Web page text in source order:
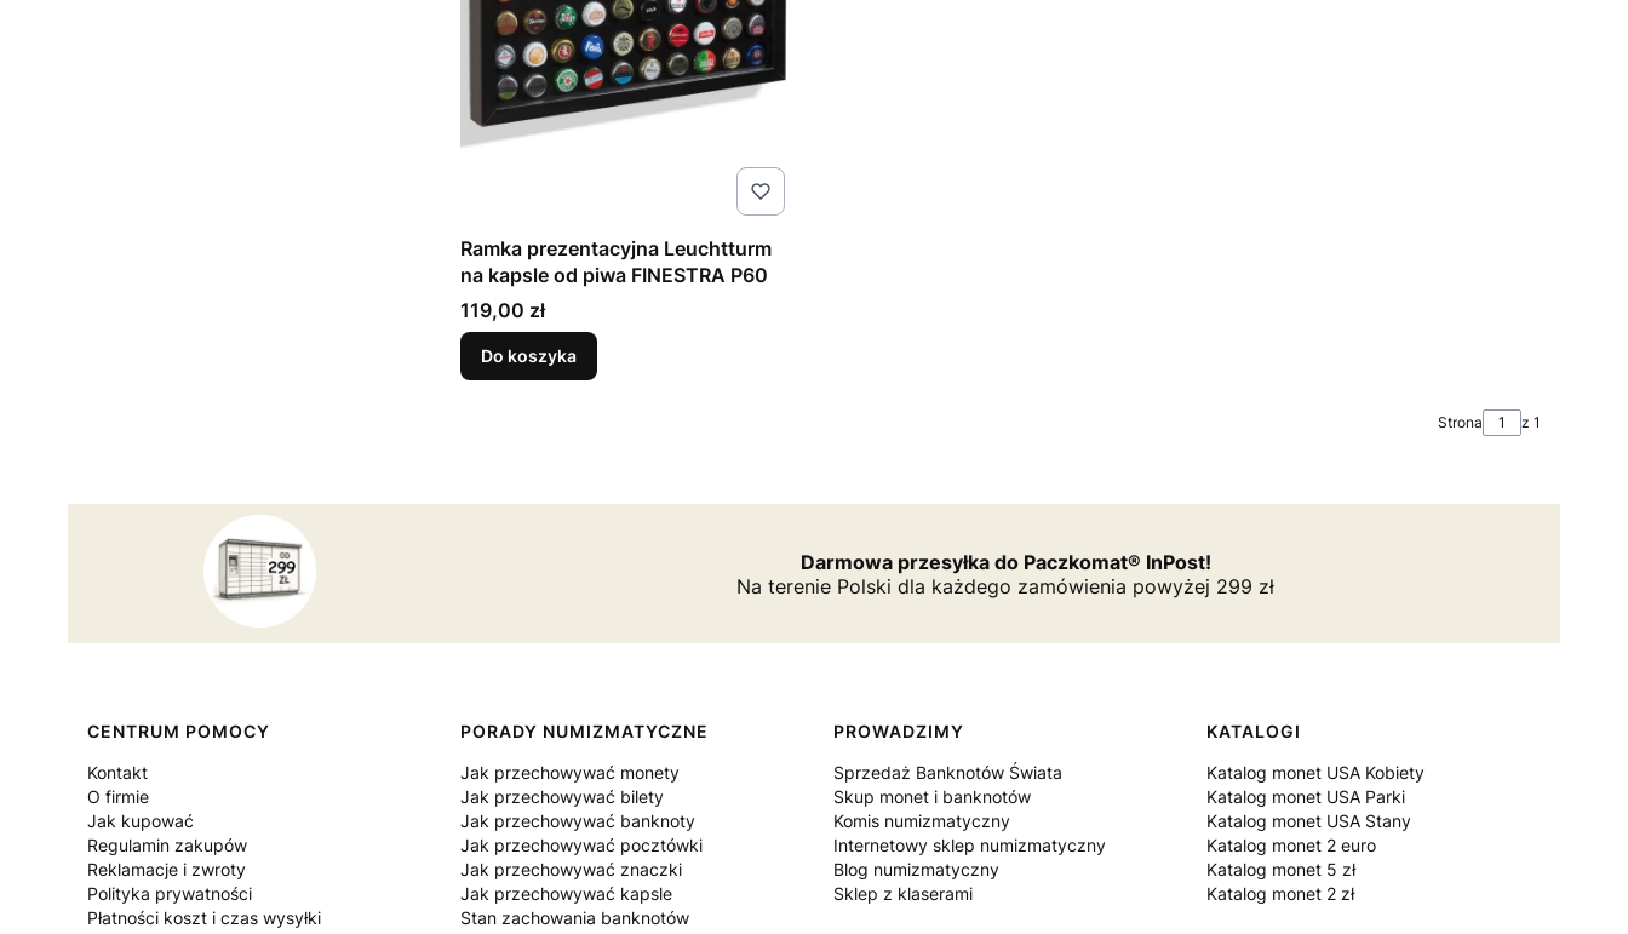
Ramka prezentacyjna Leuchtturm
na kapsle od piwa FINESTRA P60
Cena
119,00 zł
Do koszyka
Strona z 1
Darmowa przesyłka do Paczkomat® InPost!
Na terenie Polski dla każdego zamówienia powyżej 299 zł
Linki w stopce
CENTRUM POMOCY
Kontakt
O firmie
Jak kupować
Regulamin zakupów
Reklamacje i zwroty
Polityka prywatności
Płatności koszt i czas wysyłki
PORADY NUMIZMATYCZNE
Jak przechowywać monety
Jak przechowywać bilety
Jak przechowywać banknoty
Jak przechowywać pocztówki
Jak przechowywać znaczki
Jak przechowywać kapsle
Stan zachowania banknotów
PROWADZIMY
Sprzedaż Banknotów Świata
Skup monet i banknotów
Komis numizmatyczny
Internetowy sklep numizmatyczny
Blog numizmatyczny
Sklep z klaserami
KATALOGI
Katalog monet USA Kobiety
Katalog monet USA Parki
Katalog monet USA Stany
Katalog monet 2 euro
Katalog monet 5 zł
Katalog monet 2 zł